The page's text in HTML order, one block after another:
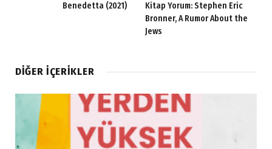
Benedetta (2021)
Kitap Yorum: Stephen Eric
Bronner, A Rumor About the
Jews
DIĞER İÇERIKLER